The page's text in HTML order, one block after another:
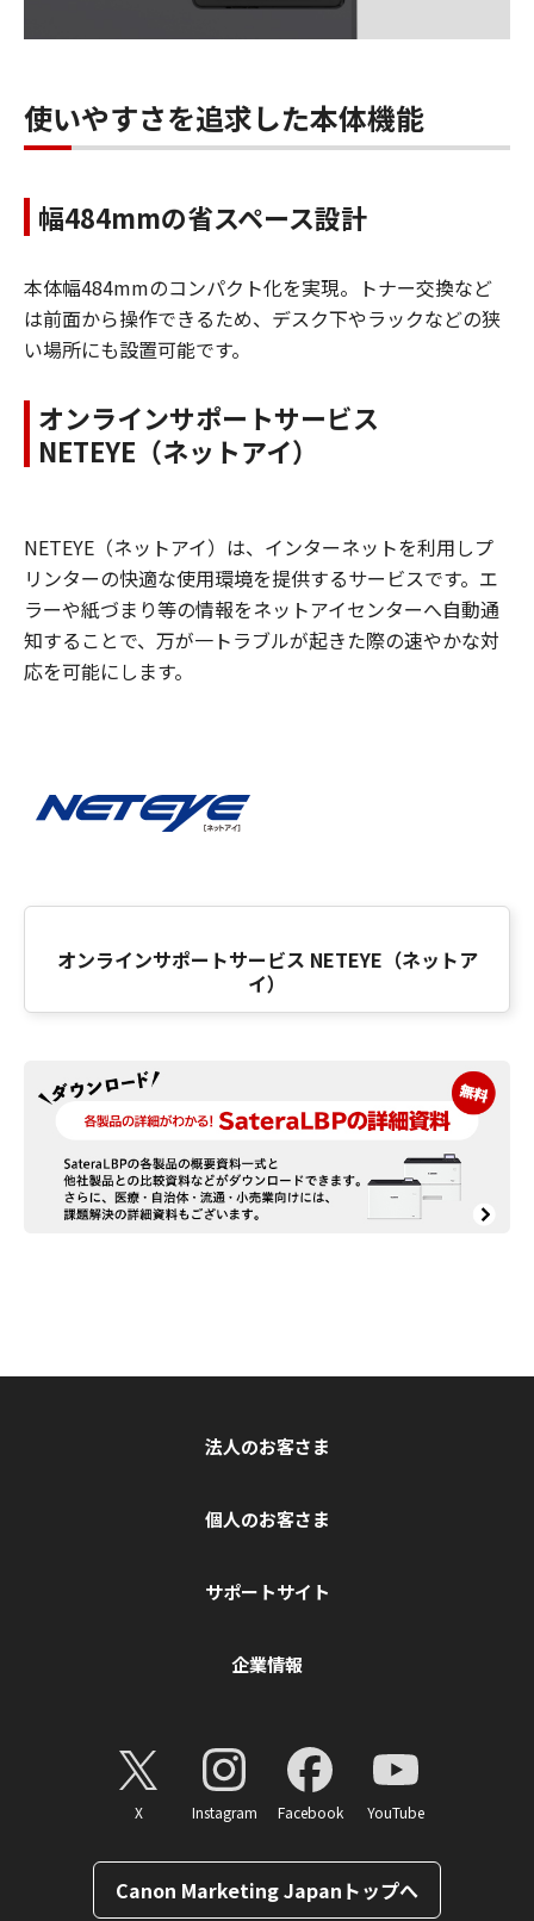
使いやすさを追求した本体機能
幅484mmの省スペース設計
本体幅484mmのコンパクト化を実現。トナー交換など
は前面から操作できるため、デスク下やラックなどの狭
い場所にも設置可能です。
オンラインサポートサービス
NETEYE（ネットアイ）
NETEYE（ネットアイ）は、インターネットを利用しプ
リンターの快適な使用環境を提供するサービスです。エ
ラーや紙づまり等の情報をネットアイセンターへ自動通
知することで、万が一トラブルが起きた際の速やかな対
応を可能にします。
オンラインサポートサービス NETEYE（ネットア
イ）
法人のお客さま
個人のお客さま
サポートサイト
企業情報
X Instagram Facebook YouTube
Canon Marketing Japanトップへ